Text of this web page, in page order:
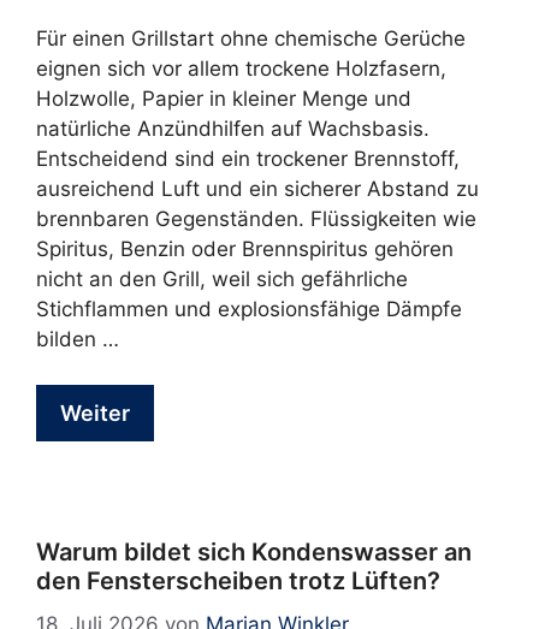
Für einen Grillstart ohne chemische Gerüche
eignen sich vor allem trockene Holzfasern,
Holzwolle, Papier in kleiner Menge und
natürliche Anzündhilfen auf Wachsbasis.
Entscheidend sind ein trockener Brennstoff,
ausreichend Luft und ein sicherer Abstand zu
brennbaren Gegenständen. Flüssigkeiten wie
Spiritus, Benzin oder Brennspiritus gehören
nicht an den Grill, weil sich gefährliche
Stichflammen und explosionsfähige Dämpfe
bilden …
Weiter
Warum bildet sich Kondenswasser an
den Fensterscheiben trotz Lüften?
18. Juli 2026 von Marian Winkler